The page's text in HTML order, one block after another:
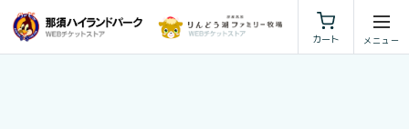
カート
特定商取引法に基づく表示